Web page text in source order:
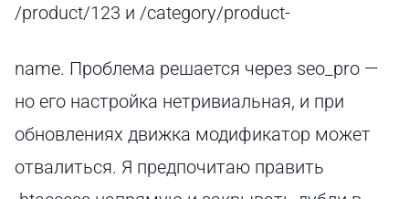
/product/123 и /category/product-
name. Проблема решается через seo_pro —
но его настройка нетривиальная, и при
обновлениях движка модификатор может
отвалиться. Я предпочитаю править